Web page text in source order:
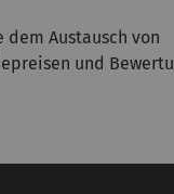
Austausch von
und